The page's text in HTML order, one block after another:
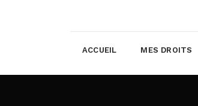
ACCUEIL MES DROITS